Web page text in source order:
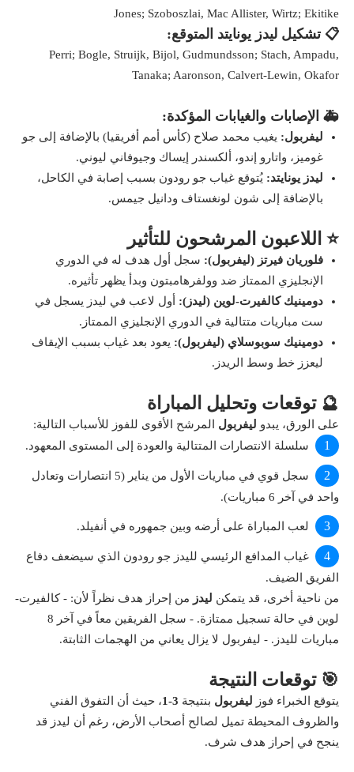
Jones; Szoboszlai, Mac Allister, Wirtz; Ekitike
📋 تشكيل ليدز يونايتد المتوقع:
Perri; Bogle, Struijk, Bijol, Gudmundsson; Stach, Ampadu,
Tanaka; Aaronson, Calvert-Lewin, Okafor
🚑 الإصابات والغيابات المؤكدة:
ليفربول: يغيب محمد صلاح (كأس أمم أفريقيا) بالإضافة إلى جو
غوميز، واتارو إندو، ألكسندر إيساك وجيوفاني ليوني.
ليدز يونايتد: يُتوقع غياب جو رودون بسبب إصابة في الكاحل،
بالإضافة إلى شون لونغستاف ودانيل جيمس.
⭐ اللاعبون المرشحون للتأثير
فلوريان فيرتز (ليفربول): سجل أول هدف له في الدوري
الإنجليزي الممتاز ضد وولفرهامبتون وبدأ يظهر تأثيره.
دومينيك كالفيرت-لوين (ليدز): أول لاعب في ليدز يسجل في
ست مباريات متتالية في الدوري الإنجليزي الممتاز.
دومينيك سوبوسلاي (ليفربول): يعود بعد غياب بسبب الإيقاف
ليعزز خط وسط الريدز.
🔮 توقعات وتحليل المباراة
على الورق، يبدو ليفربول المرشح الأقوى للفوز للأسباب التالية:
سلسلة الانتصارات المتتالية والعودة إلى المستوى المعهود.
سجل قوي في مباريات الأول من يناير (5 انتصارات وتعادل
واحد في آخر 6 مباريات).
لعب المباراة على أرضه وبين جمهوره في أنفيلد.
غياب المدافع الرئيسي لليدز جو رودون الذي سيضعف دفاع
الفريق الضيف.
من ناحية أخرى، قد يتمكن ليدز من إحراز هدف نظراً لأن: - كالفيرت-
لوين في حالة تسجيل ممتازة. - سجل الفريقين معاً في آخر 8
مباريات لليدز. - ليفربول لا يزال يعاني من الهجمات الثابتة.
🎯 توقعات النتيجة
يتوقع الخبراء فوز ليفربول بنتيجة 3-1
، حيث أن التفوق الفني
والظروف المحيطة تميل لصالح أصحاب الأرض، رغم أن ليدز قد
ينجح في إحراز هدف شرف.